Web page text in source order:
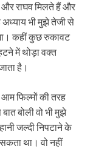
और राघव मिलते हैं और
अध्याय भी मुझे तेजी से
कहीं कुछ रुकावट
में थोड़ा वक्त
है।
फिल्मों की तरह
बोली वो भी मुझे
जल्दी निपटाने के
था। वो नहीं